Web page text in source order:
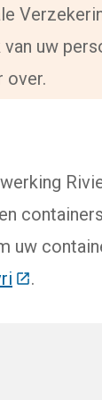
uw
externe
over.
uw
(Deze link
.